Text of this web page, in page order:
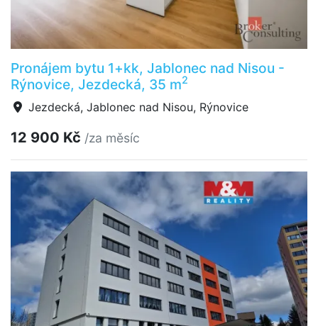
Pronájem bytu 1+kk, Jablonec nad Nisou -
Rýnovice, Jezdecká, 35 m2
Jezdecká, Jablonec nad Nisou, Rýnovice
12 900 Kč /za měsíc